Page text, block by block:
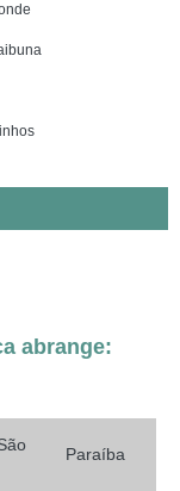
abrange:
Paraíba